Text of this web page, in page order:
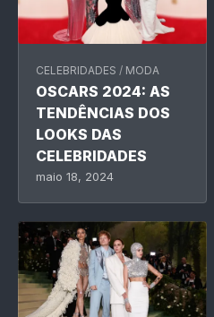
CELEBRIDADES / MODA
OSCARS 2024: AS
TENDÊNCIAS DOS
LOOKS DAS
CELEBRIDADES
maio 18, 2024